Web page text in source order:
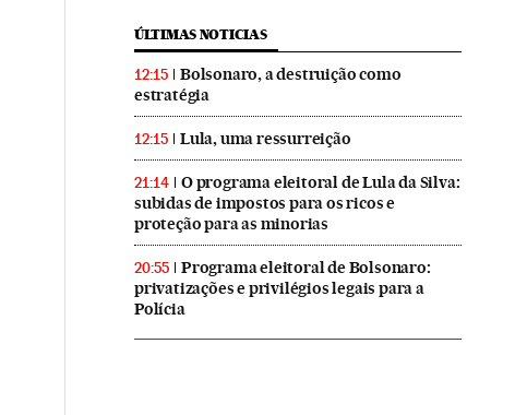
ÚLTIMAS NOTICIAS
12:15
Bolsonaro, a destruição como
estratégia
12:15 Lula, uma ressurreição
21:14
O programa eleitoral de Lula da Silva:
subidas de impostos para os ricos e
proteção para as minorias
20:55
Programa eleitoral de Bolsonaro:
privatizações e privilégios legais para a
Polícia